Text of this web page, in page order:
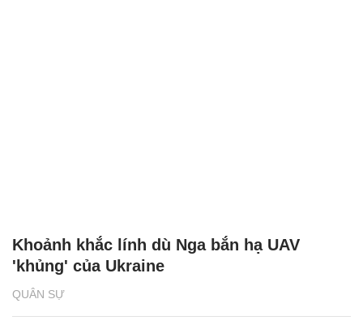
QUÂN SỰ
Khoảnh khắc lính dù Nga bắn hạ UAV
'khủng' của Ukraine